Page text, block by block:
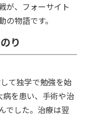
が、フォーサイト
物語です。
り
て独学で勉強を始
を患い、手術や治
でした。治療は翌